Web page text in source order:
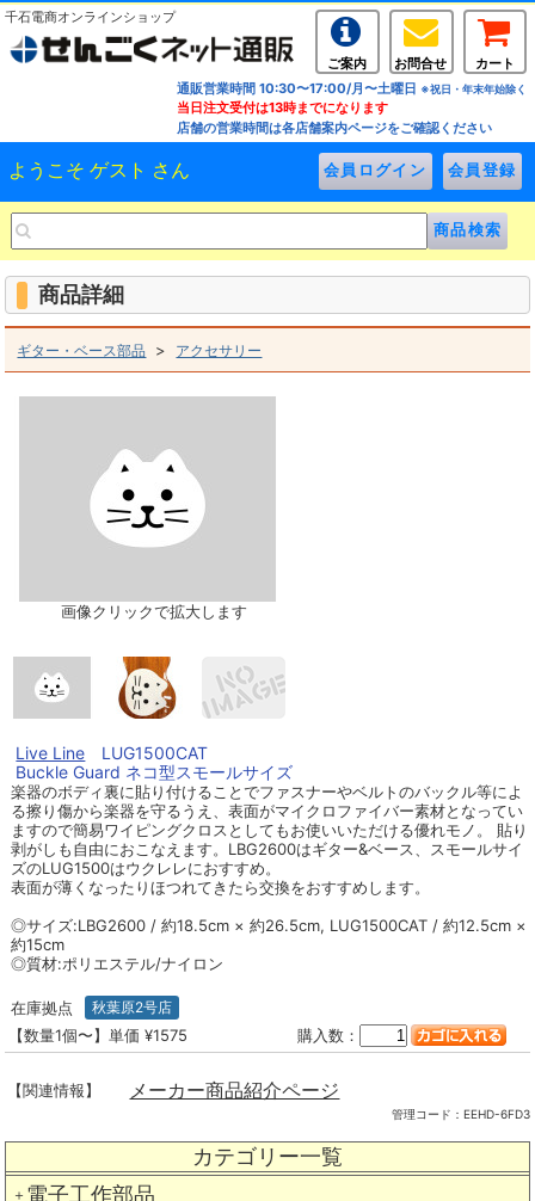
千石電商オンラインショップ
ご案内 お問合せ
カート
通販営業時間 10:30〜17:00/月〜土曜日 ※祝日・年末年始除く
当日注文受付は13時までになります
店舗の営業時間は各店舗案内ページをご確認ください
ようこそ ゲスト さん
カテゴリー一覧
＋ 電子工作部品
商品詳細
ギター・ベース部品 > アクセサリー
画像クリックで拡大します
Live Line LUG1500CAT
Buckle Guard ネコ型スモールサイズ
楽器のボディ裏に貼り付けることでファスナーやベルトのバックル等によ
る擦り傷から楽器を守るうえ、表面がマイクロファイバー素材となってい
ますので簡易ワイピングクロスとしてもお使いいただける優れモノ。 貼り
剥がしも自由におこなえます。LBG2600はギター&ベース、スモールサイ
ズのLUG1500はウクレレにおすすめ。
表面が薄くなったりほつれてきたら交換をおすすめします。
◎サイズ:LBG2600 / 約18.5cm × 約26.5cm, LUG1500CAT / 約12.5cm ×
約15cm
◎質材:ポリエステル/ナイロン
在庫拠点 秋葉原2号店
【数量1個〜】単価 ¥1575 購入数：
【関連情報】 メーカー商品紹介ページ
管理コード： EEHD-6FD3